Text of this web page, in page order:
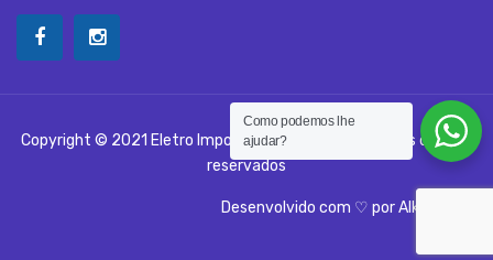
Copyright © 2021 Eletro Import Distribuidora - Todos os direitos
reservados
Desenvolvido com ♡ porAlka Digital
Como podemos lhe
ajudar?